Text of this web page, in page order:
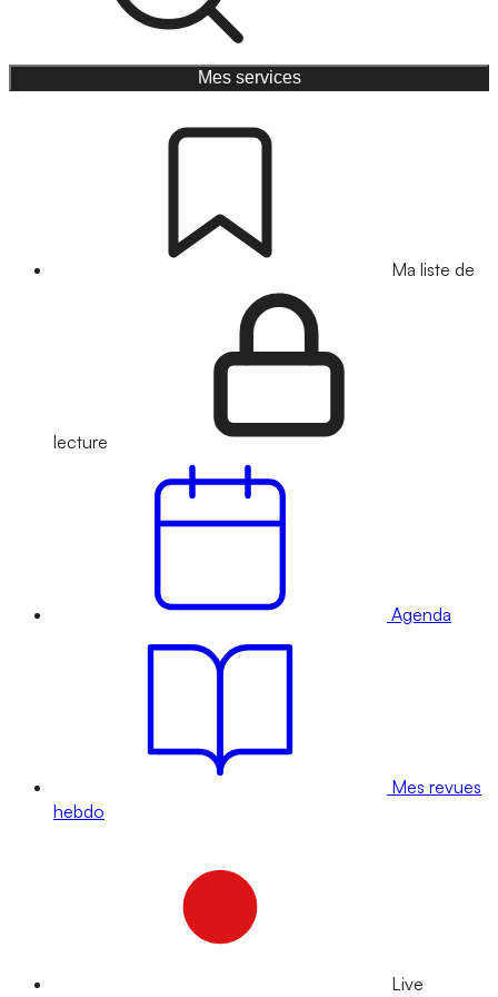
Mes services
Ma liste de
lecture
Agenda
Mes revues
hebdo
Live